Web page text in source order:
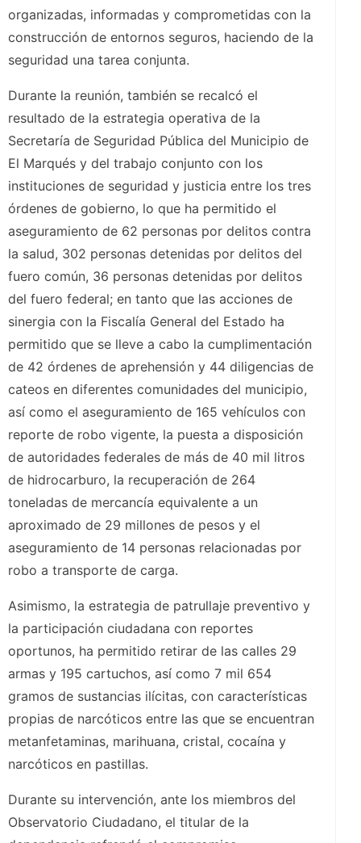
organizadas, informadas y comprometidas con la
construcción de entornos seguros, haciendo de la
seguridad una tarea conjunta.
Durante la reunión, también se recalcó el
resultado de la estrategia operativa de la
Secretaría de Seguridad Pública del Municipio de
El Marqués y del trabajo conjunto con los
instituciones de seguridad y justicia entre los tres
órdenes de gobierno, lo que ha permitido el
aseguramiento de 62 personas por delitos contra
la salud, 302 personas detenidas por delitos del
fuero común, 36 personas detenidas por delitos
del fuero federal; en tanto que las acciones de
sinergia con la Fiscalía General del Estado ha
permitido que se lleve a cabo la cumplimentación
de 42 órdenes de aprehensión y 44 diligencias de
cateos en diferentes comunidades del municipio,
así como el aseguramiento de 165 vehículos con
reporte de robo vigente, la puesta a disposición
de autoridades federales de más de 40 mil litros
de hidrocarburo, la recuperación de 264
toneladas de mercancía equivalente a un
aproximado de 29 millones de pesos y el
aseguramiento de 14 personas relacionadas por
robo a transporte de carga.
Asimismo, la estrategia de patrullaje preventivo y
la participación ciudadana con reportes
oportunos, ha permitido retirar de las calles 29
armas y 195 cartuchos, así como 7 mil 654
gramos de sustancias ilícitas, con características
propias de narcóticos entre las que se encuentran
metanfetaminas, marihuana, cristal, cocaína y
narcóticos en pastillas.
Durante su intervención, ante los miembros del
Observatorio Ciudadano, el titular de la